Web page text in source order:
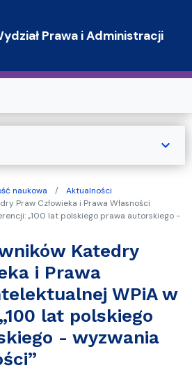
Prawa i Administracji
naukowa
Aktualności
Praw Człowieka i Prawa Własności
„100 lat polskiego prawa autorskiego -
Katedry
i Prawa
WPiA w
lat polskiego
- wyzwania
expand_more